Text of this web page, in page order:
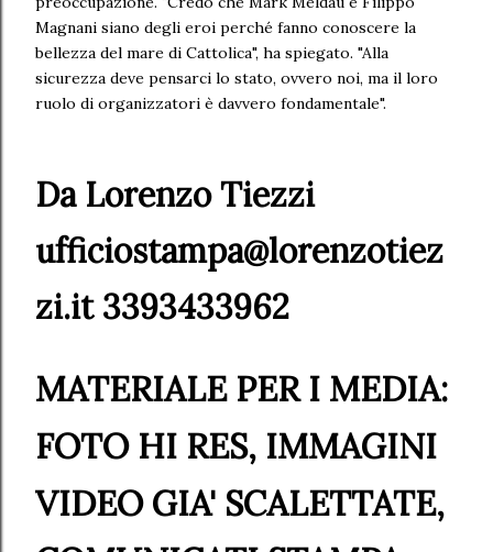
Magnani siano degli eroi perché fanno conoscere la
bellezza del mare di Cattolica", ha spiegato. "Alla
sicurezza deve pensarci lo stato, ovvero noi, ma il loro
ruolo di organizzatori è davvero fondamentale".
Da Lorenzo Tiezzi
ufficiostampa@lorenzotiez
zi.it 3393433962
MATERIALE PER I MEDIA:
FOTO HI RES, IMMAGINI
VIDEO GIA' SCALETTATE,